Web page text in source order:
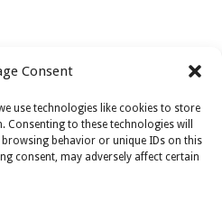
Consent
use technologies like cookies to store
to these technologies will
behavior or unique IDs on this
consent, may adversely affect certain